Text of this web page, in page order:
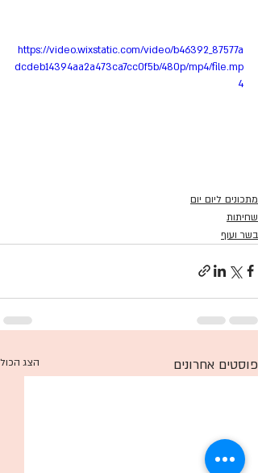
https://video.wixstatic.com/video/b46392_87577a
dcdeb14394aa2a473ca7cc0f5b/480p/mp4/file.mp
4
מתכונים ליום יום
שחיתות
בשר ועוף
פוסטים אחרונים הצג הכול